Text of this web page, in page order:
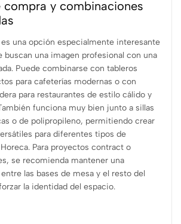
compra y combinaciones
una opción especialmente interesante
buscan una imagen profesional con una
Puede combinarse con tableros
para cafeterías modernas o con
para restaurantes de estilo cálido y
funciona muy bien junto a sillas
o de polipropileno, permitiendo crear
para diferentes tipos de
Para proyectos contract o
se recomienda mantener una
las bases de mesa y el resto del
la identidad del espacio.